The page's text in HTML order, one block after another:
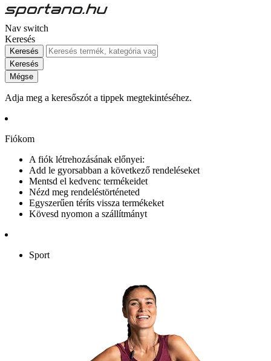
Nav switch
Keresés
Keresés
Keresés
Mégse
Adja meg a keresőszót a tippek megtekintéséhez.
Fiókom
A fiók létrehozásának előnyei:
Add le gyorsabban a következő rendeléseket
Mentsd el kedvenc termékeidet
Nézd meg rendeléstörténeted
Egyszerűen téríts vissza termékeket
Kövesd nyomon a szállítmányt
Sport